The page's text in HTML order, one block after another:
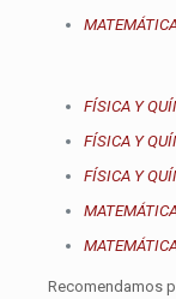
FÍSICA Y
FÍSICA Y
FÍSICA Y
Recomendamos